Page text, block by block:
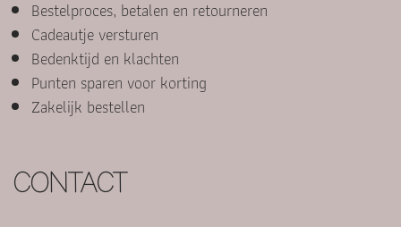
Bestelproces, betalen en retourneren
Cadeautje versturen
Bedenktijd en klachten
Punten sparen voor korting
Zakelijk bestellen
CONTACT